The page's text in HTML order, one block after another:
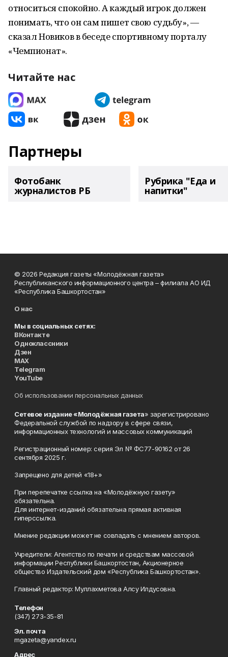
относиться спокойно. А каждый игрок должен
понимать, что он сам пишет свою судьбу», —
сказал Новиков в беседе спортивному порталу
«Чемпионат».
Читайте нас
Партнеры
Фотобанк
журналистов РБ
Рубрика "Еда и
напитки"
© 2026 Редакция газеты «Молодёжная газета»
Республиканского информационного центра – филиала АО ИД
«Республика Башкортостан»
О нас
Мы в социальных сетях:
ВКонтакте
Одноклассники
Дзен
MAX
Telegram
YouTube
Об использовании персональных данных
Сетевое издание «Молодёжная газета» зарегистрировано
Федеральной службой по надзору в сфере связи,
информационных технологий и массовых коммуникаций
Регистрационный номер: серия Эл № ФС77-90162 от 26
сентября 2025 г.
Запрещено для детей «18+»
При перепечатке ссылка на «Молодёжную газету»
обязательна.
Для интернет-изданий обязательна прямая активная
гиперссылка.
Мнение редакции может не совпадать с мнением авторов.
Учредители: Агентство по печати и средствам массовой
информации Республики Башкортостан, Акционерное
общество Издательский дом «Республика Башкортостан».
Главный редактор: Муллахметова Алсу Илдусовна.
Телефон
(347) 273-35-81
Эл. почта
mgazeta@yandex.ru
Адрес